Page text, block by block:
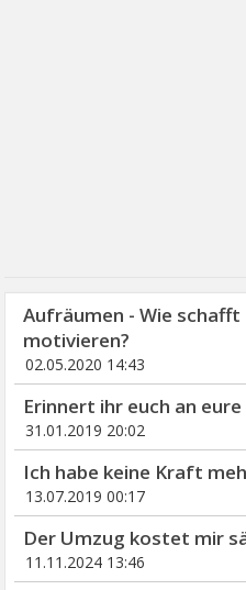
Aufräumen - Wie schafft
motivieren?
02.05.2020 14:43
Erinnert ihr euch an
31.01.2019 20:02
Ich habe keine Kraft
13.07.2019 00:17
Der Umzug kostet mir
11.11.2024 13:46